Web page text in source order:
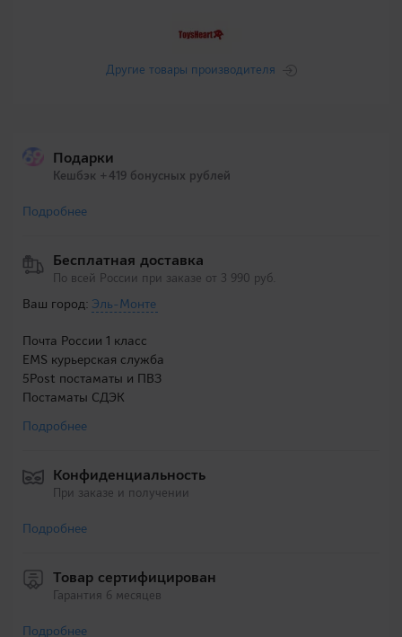
Другие товары производителя
Подарки
Кешбэк +419 бонусных рублей
Подробнее
Бесплатная доставка
По всей России при заказе от 3 990 руб.
Ваш город: Эль-Монте
Почта России 1 класс
EMS курьерская служба
5Post постаматы и ПВЗ
Постаматы СДЭК
Подробнее
Конфиденциальность
При заказе и получении
Подробнее
Товар сертифицирован
Гарантия 6 месяцев
Подробнее